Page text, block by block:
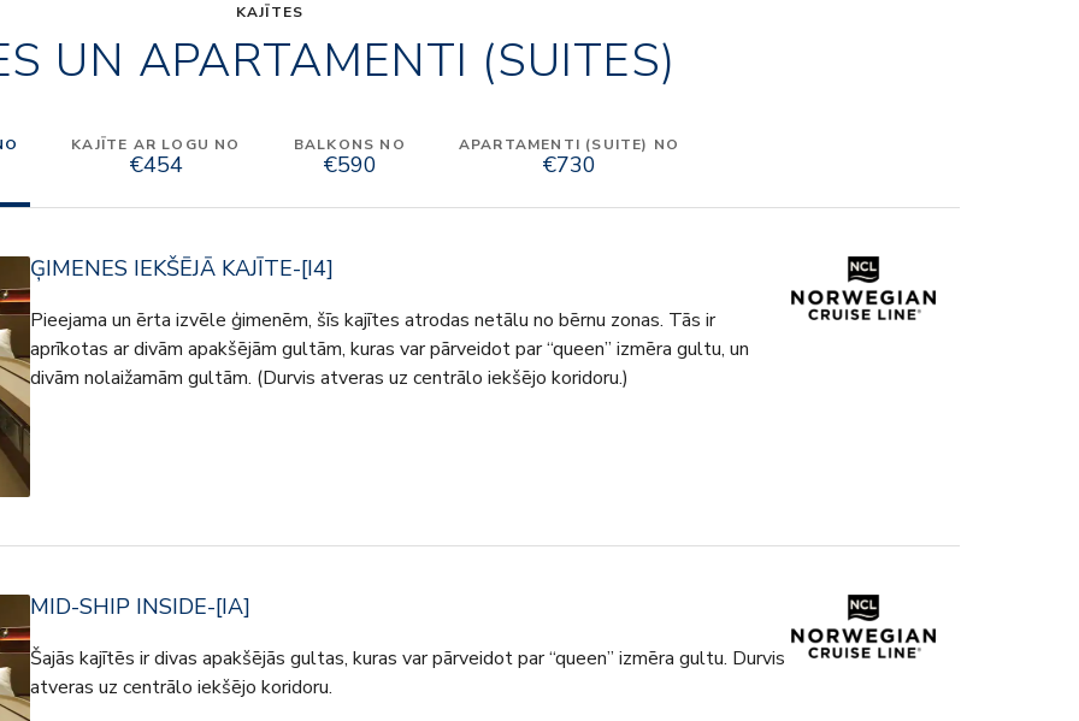
KAJĪTES
UN APARTAMENTI (SUITES)
KAJĪTE AR LOGU NO
€454
BALKONS NO
€590
APARTAMENTI (SUITE) NO
€730
ĢIMENES IEKŠĒJĀ KAJĪTE-[I4]
Pieejama un ērta izvēle ģimenēm, šīs kajītes atrodas netālu no bērnu zonas. Tās ir
aprīkotas ar divām apakšējām gultām, kuras var pārveidot par “queen” izmēra gultu, un
divām nolaižamām gultām. (Durvis atveras uz centrālo iekšējo koridoru.)
MID-SHIP INSIDE-[IA]
Šajās kajītēs ir divas apakšējās gultas, kuras var pārveidot par “queen” izmēra gultu. Durvis
atveras uz centrālo iekšējo koridoru.